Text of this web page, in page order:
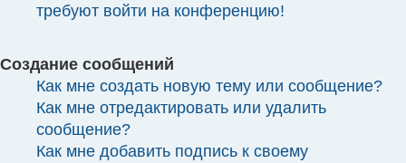
требуют войти на конференцию!
Создание сообщений
Как мне создать новую тему или сообщение?
Как мне отредактировать или удалить
сообщение?
Как мне добавить подпись к своему